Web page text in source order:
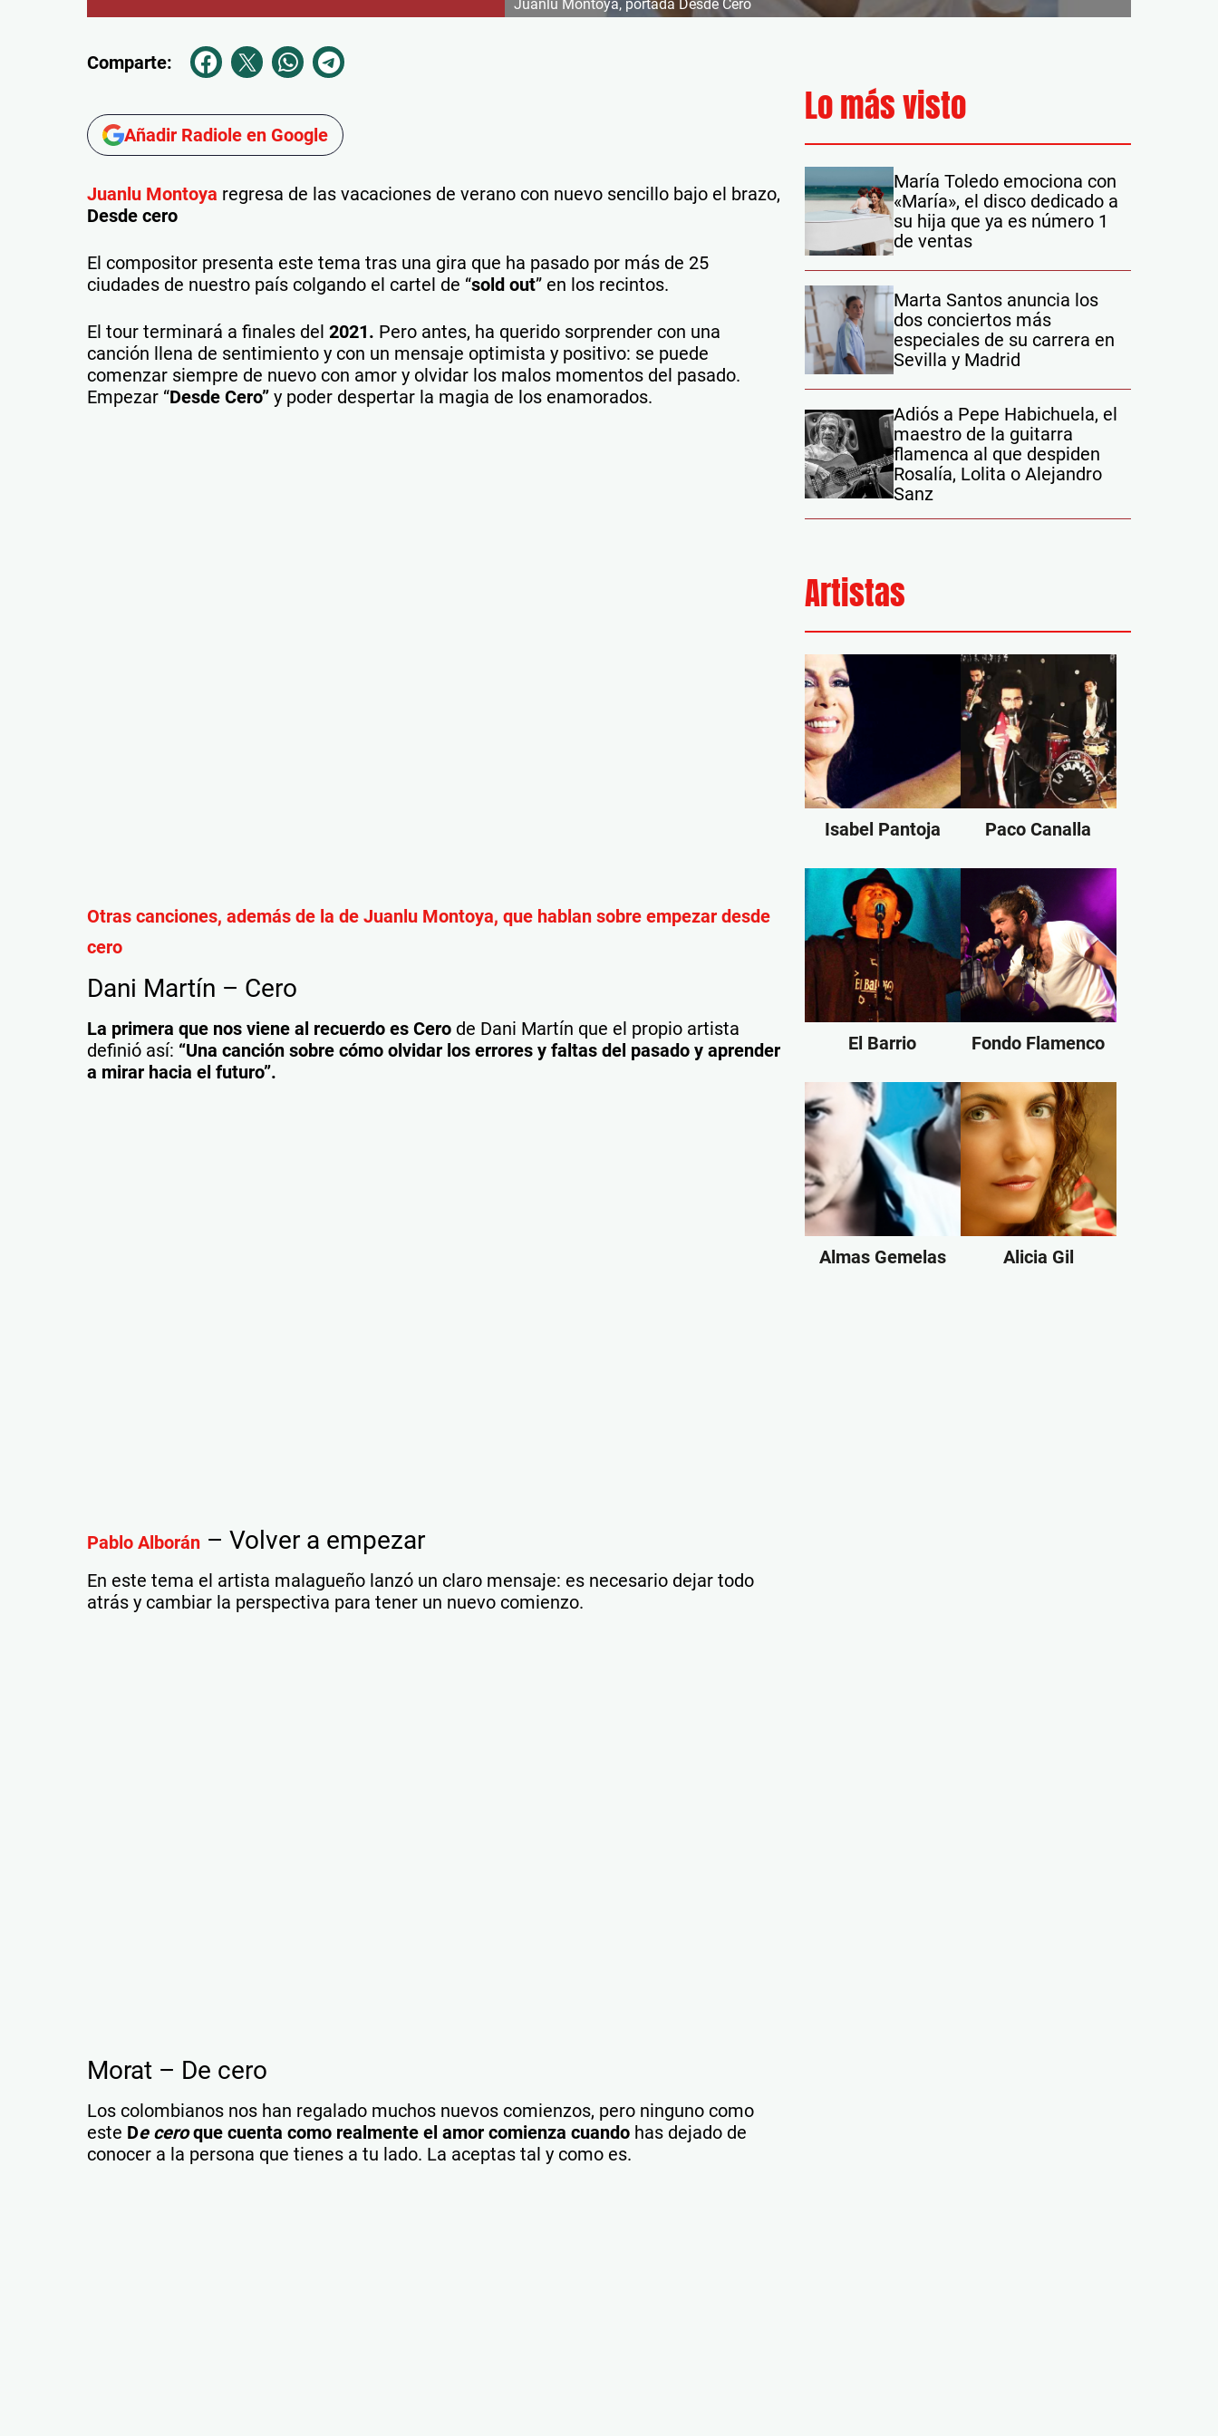
Juanlu Montoya, portada Desde Cero
Comparte:
Añadir Radiole en Google
Juanlu Montoya regresa de las vacaciones de verano con nuevo sencillo bajo el brazo,
Desde cero
El compositor presenta este tema tras una gira que ha pasado por más de 25
ciudades de nuestro país colgando el cartel de “sold out” en los recintos.
El tour terminará a finales del 2021. Pero antes, ha querido sorprender con una
canción llena de sentimiento y con un mensaje optimista y positivo: se puede
comenzar siempre de nuevo con amor y olvidar los malos momentos del pasado.
Empezar “Desde Cero” y poder despertar la magia de los enamorados.
Otras canciones, además de la de Juanlu Montoya, que hablan sobre empezar desde
cero
Dani Martín – Cero
La primera que nos viene al recuerdo es Cero de Dani Martín que el propio artista
definió así: “Una canción sobre cómo olvidar los errores y faltas del pasado y aprender
a mirar hacia el futuro”.
Pablo Alborán – Volver a empezar
En este tema el artista malagueño lanzó un claro mensaje: es necesario dejar todo
atrás y cambiar la perspectiva para tener un nuevo comienzo.
Morat – De cero
Los colombianos nos han regalado muchos nuevos comienzos, pero ninguno como
este De ceroque cuenta como realmente el amor comienza cuando has dejado de
conocer a la persona que tienes a tu lado. La aceptas tal y como es.
Lo más visto
María Toledo emociona con
«María», el disco dedicado a
su hija que ya es número 1
de ventas
Marta Santos anuncia los
dos conciertos más
especiales de su carrera en
Sevilla y Madrid
Adiós a Pepe Habichuela, el
maestro de la guitarra
flamenca al que despiden
Rosalía, Lolita o Alejandro
Sanz
Artistas
Isabel Pantoja Paco Canalla
El Barrio Fondo Flamenco
Almas Gemelas Alicia Gil